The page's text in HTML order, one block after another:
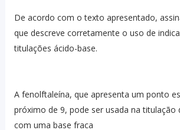
De acordo com o texto apresentado,
que descreve corretamente o uso de
titulações ácido-base.
A fenolftaleína, que apresenta um ponto
próximo de 9, pode ser usada na titulação
com uma base fraca